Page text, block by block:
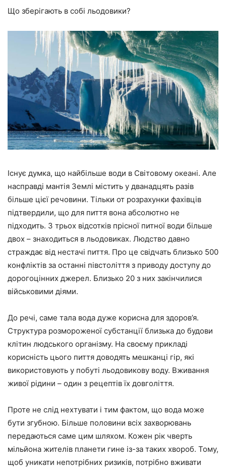
Що зберігають в собі льодовики?
Існує думка, що найбільше води в Світовому океані. Але
насправді мантія Землі містить у дванадцять разів
більше цієї речовини. Тільки от розрахунки фахівців
підтвердили, що для пиття вона абсолютно не
підходить. З трьох відсотків прісної питної води більше
двох – знаходиться в льодовиках. Людство давно
страждає від нестачі пиття. Про це свідчать близько 500
конфліктів за останні півстоліття з приводу доступу до
дорогоцінних джерел. Близько 20 з них закінчилися
військовими діями.
До речі, саме тала вода дуже корисна для здоров’я.
Структура розмороженої субстанції близька до будови
клітин людського організму. На своєму прикладі
корисність цього пиття доводять мешканці гір, які
використовують у побуті льодовикову воду. Вживання
живої рідини – один з рецептів їх довголіття.
Проте не слід нехтувати і тим фактом, що вода може
бути згубною. Більше половини всіх захворювань
передаються саме цим шляхом. Кожен рік чверть
мільйона жителів планети гине із-за таких хвороб. Тому,
щоб уникати непотрібних ризиків, потрібно вживати